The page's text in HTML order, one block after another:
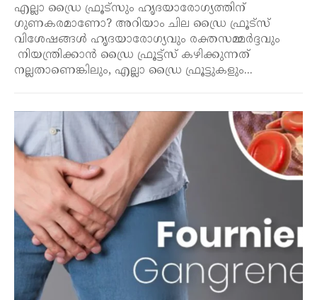
എല്ലാ ഡ്രൈ ഫ്രൂട്സും ഹൃദയാരോഗ്യത്തിന്
ഗുണകരമാണോ? അറിയാം ചില ഡ്രൈ ഫ്രൂട്സ്
വിശേഷങ്ങൾ ഹൃദയാരോഗ്യവും രക്തസമ്മർദ്ദവും
നിയന്ത്രിക്കാൻ ഡ്രൈ ഫ്രൂട്ട്സ് കഴിക്കുന്നത്
നല്ലതാണെങ്കിലും, എല്ലാ ഡ്രൈ ഫ്രൂട്ടുകളും...